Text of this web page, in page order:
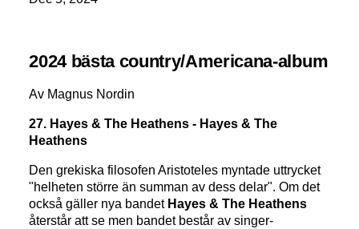
2024 bästa country/Americana-album
Av Magnus Nordin
27. Hayes & The Heathens - Hayes & The
Heathens
Den grekiska filosofen Aristoteles myntade uttrycket
"helheten större än summan av dess delar". Om det
också gäller nya bandet Hayes & The Heathens
återstår att se men bandet består av singer-